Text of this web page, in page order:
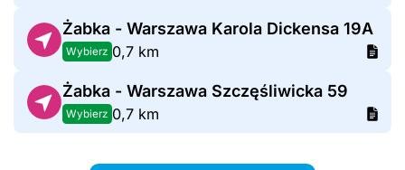
Żabka - Warszawa Karola Dickensa 19A
Wybierz 0,7 km
Żabka - Warszawa Szczęśliwicka 59
Wybierz 0,7 km